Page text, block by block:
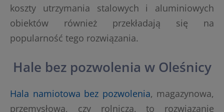
koszty utrzymania stalowych i aluminiowych
obiektów również przekładają się na
popularność tego rozwiązania.
Hale bez pozwolenia w Oleśnicy
Hala namiotowa bez pozwolenia, magazynowa,
przemysłowa, czy rolnicza, to rozwiązanie